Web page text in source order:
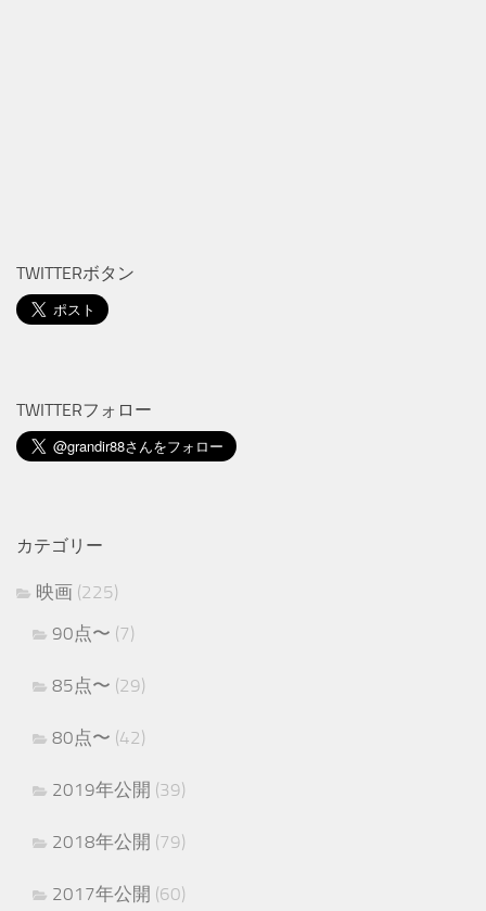
TWITTERボタン
TWITTERフォロー
カテゴリー
映画 (225)
90点〜 (7)
85点〜 (29)
80点〜 (42)
2019年公開 (39)
2018年公開 (79)
2017年公開 (60)